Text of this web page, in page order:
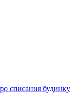
списання будинку